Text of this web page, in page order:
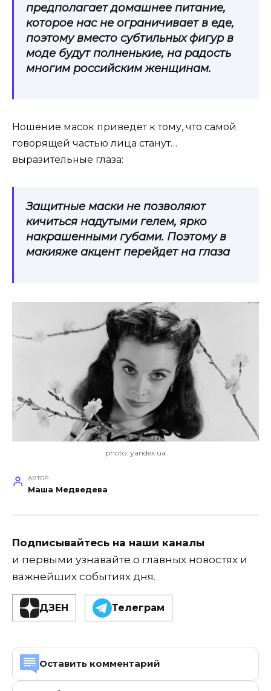
предполагает домашнее питание,
которое нас не ограничивает в еде,
поэтому вместо субтильных фигур в
моде будут полненькие, на радость
многим российским женщинам.
Ношение масок приведет к тому, что самой
говорящей частью лица станут…
выразительные глаза:
Защитные маски не позволяют
кичиться надутыми гелем, ярко
накрашенными губами. Поэтому в
макияже акцент перейдет на глаза
photo: yandex.ua
АВТОР
Маша Медведева
Подписывайтесь на наши каналы
и первыми узнавайте о главных новостях и
важнейших событиях дня.
ДЗЕН Телеграм
Оставить комментарий